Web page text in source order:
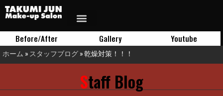
Before/After Gallery Youtube
ホーム » スタッフブログ »乾燥対策！！！
Staff Blog